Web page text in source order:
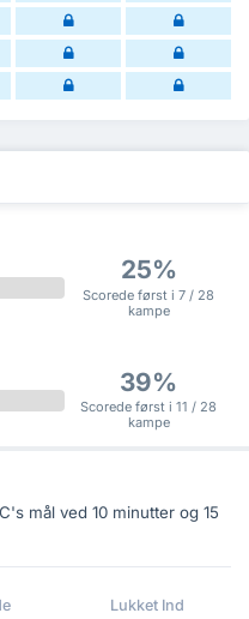
25%
Scorede først i 7 / 28
kampe
39%
Scorede først i 11 / 28
kampe
mål ved 10 minutter og 15
Lukket Ind